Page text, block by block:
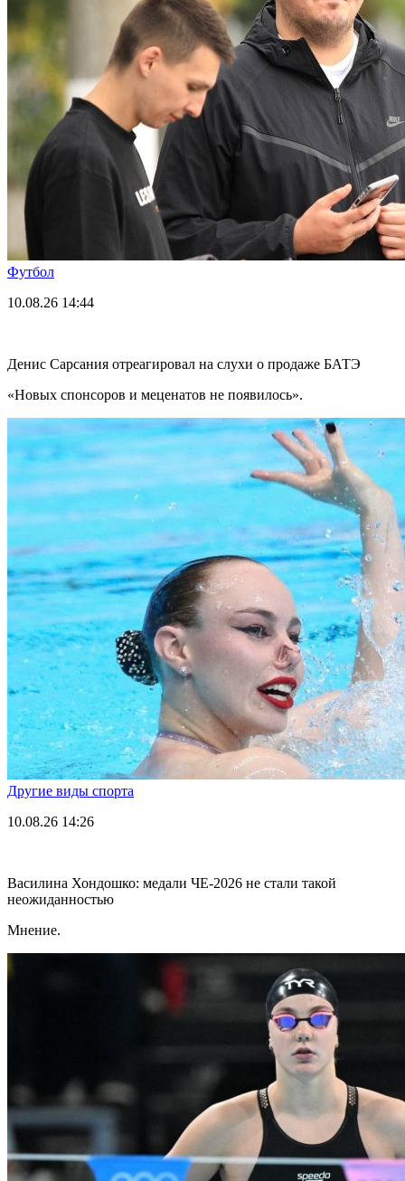
Футбол
10.08.26 14:44
Денис Сарсания отреагировал на слухи о продаже БАТЭ
«Новых спонсоров и меценатов не появилось».
Другие виды спорта
10.08.26 14:26
Василина Хондошко: медали ЧЕ-2026 не стали такой
неожиданностью
Мнение.